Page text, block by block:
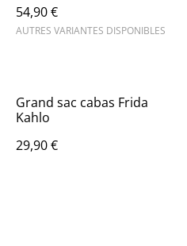
54,90 €
AUTRES VARIANTES DISPONIBLES
Grand sac cabas Frida
Kahlo
29,90 €